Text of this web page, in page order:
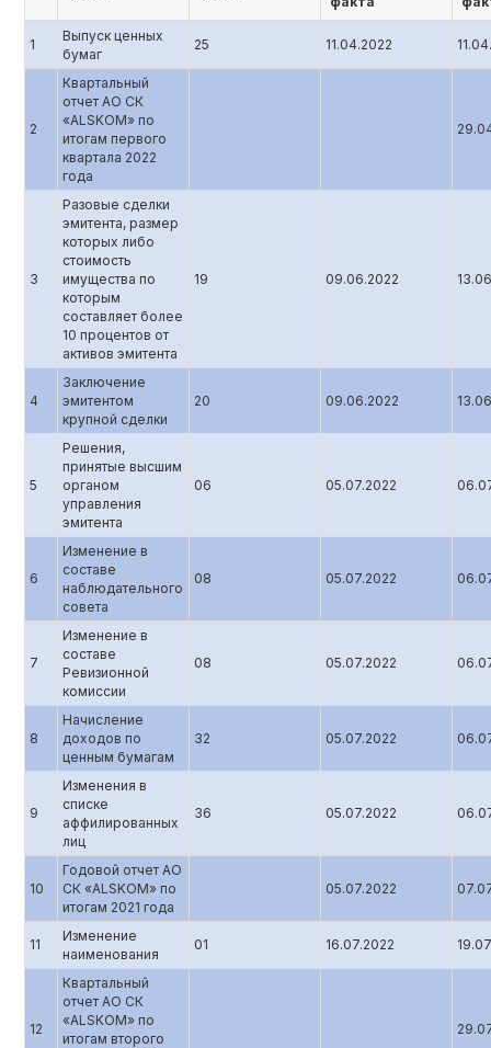
1
Выпуск ценных
бумаг
25 11.04.2022
2
Квартальный
отчет АО СК
«ALSKOM» по
итогам первого
квартала 2022
года
3
Разовые сделки
эмитента, размер
которых либо
стоимость
имущества по
которым
составляет более
10 процентов от
активов эмитента
19 09.06.2022
4
Заключение
эмитентом
крупной сделки
20 09.06.2022
5
Решения,
принятые высшим
органом
управления
эмитента
06 05.07.2022
6
Изменение в
составе
наблюдательного
совета
08 05.07.2022
7
Изменение в
составе
Ревизионной
комиссии
08 05.07.2022
8
Начисление
доходов по
ценным бумагам
32 05.07.2022
9
Изменения в
списке
аффилированных
лиц
36 05.07.2022
10
Годовой отчет АО
СК «ALSKOM» по
итогам 2021 года
05.07.2022
11
Изменение
наименования
01 16.07.2022
12
Квартальный
отчет АО СК
«ALSKOM» по
итогам второго